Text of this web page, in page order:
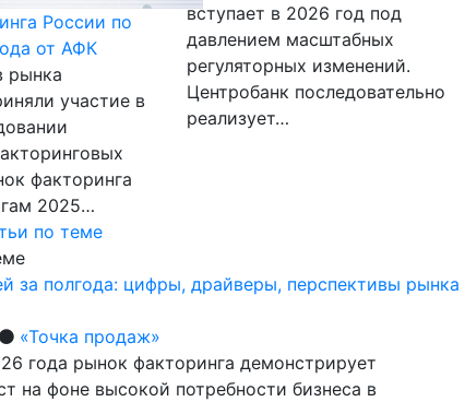
России по
от АФК
рынка
участие в
факторинга
2025…
вступает в 2026 год под
давлением масштабных
регуляторных изменений.
Центробанк последовательно
реализует…
по теме
за полгода: цифры, драйверы, перспективы рынка
«Точка продаж»
года рынок факторинга демонстрирует
на фоне высокой потребности бизнеса в